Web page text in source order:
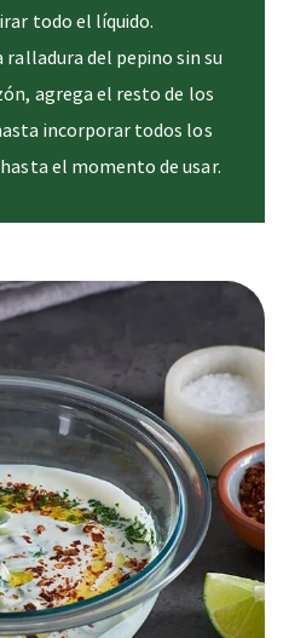
todo el líquido.
ralladura del pepino sin su
agrega el resto de los
incorporar todos los
el momento de usar.